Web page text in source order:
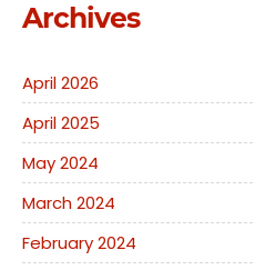
Archives
April 2026
April 2025
May 2024
March 2024
February 2024